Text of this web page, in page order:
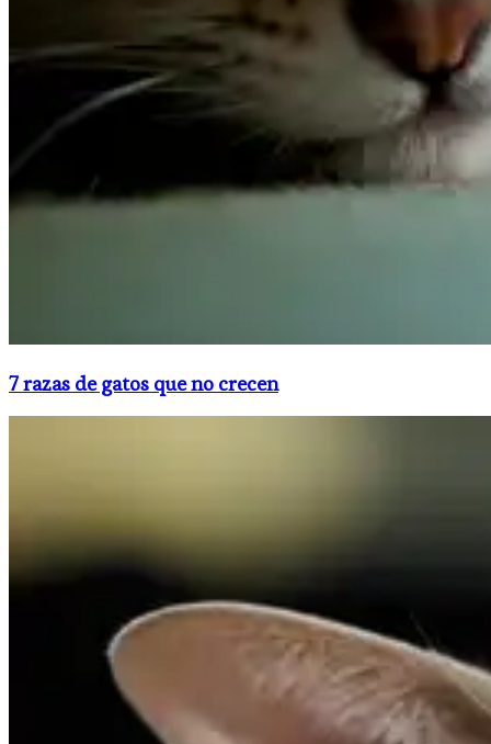
7 razas de gatos que no crecen